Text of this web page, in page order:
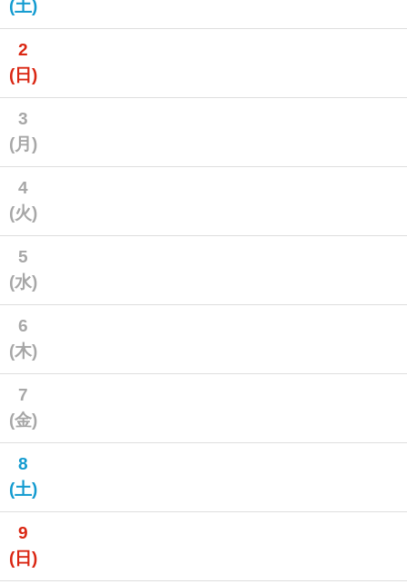
(土)
2
(日)
3
(月)
4
(火)
5
(水)
6
(木)
7
(金)
8
(土)
9
(日)